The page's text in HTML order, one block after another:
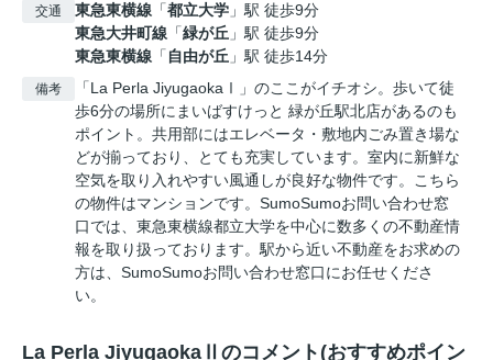
交通 東急東横線 「都立大学 」駅 徒歩9分
東急大井町線 「緑が丘 」駅 徒歩9分
東急東横線 「 自由が丘 」駅 徒歩14分
備考
「La Perla JiyugaokaⅠ」のここがイチオシ。歩いて徒
歩6分の場所にまいばすけっと 緑が丘駅北店があるのも
ポイント。共用部にはエレベータ・敷地内ごみ置き場な
どが揃っており、とても充実しています。室内に新鮮な
空気を取り入れやすい風通しが良好な物件です。こちら
の物件はマンションです。SumoSumoお問い合わせ窓
口では、東急東横線都立大学を中心に数多くの不動産情
報を取り扱っております。駅から近い不動産をお求めの
方は、SumoSumoお問い合わせ窓口にお任せくださ
い。
La Perla JiyugaokaⅡのコメント(おすすめポイン